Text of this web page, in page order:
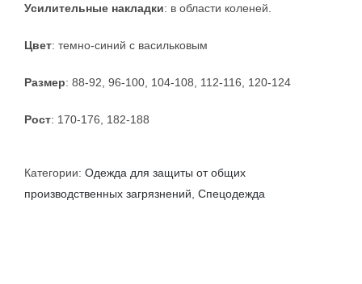
Усилительные накладки: в области коленей.
Цвет: темно-синий с васильковым
Размер: 88-92, 96-100, 104-108, 112-116, 120-124
Рост: 170-176, 182-188
Категории: Одежда для защиты от общих
производственных загрязнений Спецодежда